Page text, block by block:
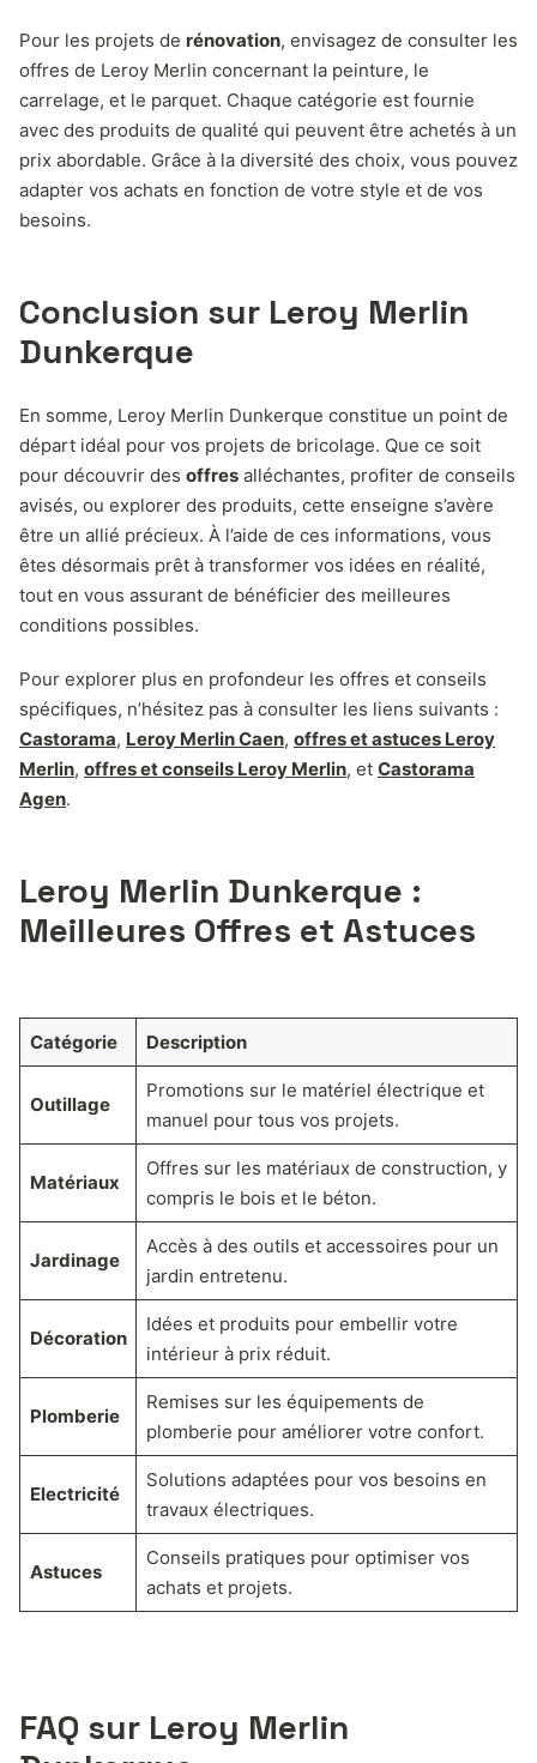
Pour les projets de rénovation, envisagez de consulter les
offres de Leroy Merlin concernant la peinture, le
carrelage, et le parquet. Chaque catégorie est fournie
avec des produits de qualité qui peuvent être achetés à un
prix abordable. Grâce à la diversité des choix, vous pouvez
adapter vos achats en fonction de votre style et de vos
besoins.
Conclusion sur Leroy Merlin
Dunkerque
En somme, Leroy Merlin Dunkerque constitue un point de
départ idéal pour vos projets de bricolage. Que ce soit
pour découvrir des offres alléchantes, profiter de conseils
avisés, ou explorer des produits, cette enseigne s’avère
être un allié précieux. À l’aide de ces informations, vous
êtes désormais prêt à transformer vos idées en réalité,
tout en vous assurant de bénéficier des meilleures
conditions possibles.
Pour explorer plus en profondeur les offres et conseils
spécifiques, n’hésitez pas à consulter les liens suivants :
Castorama, Leroy Merlin Caen, offres et astuces Leroy
Merlin, offres et conseils Leroy Merlin, et Castorama
Agen.
Leroy Merlin Dunkerque :
Meilleures Offres et Astuces
Catégorie Description
Outillage
Promotions sur le matériel électrique et
manuel pour tous vos projets.
Matériaux
Offres sur les matériaux de construction, y
compris le bois et le béton.
Jardinage
Accès à des outils et accessoires pour un
jardin entretenu.
Décoration
Idées et produits pour embellir votre
intérieur à prix réduit.
Plomberie
Remises sur les équipements de
plomberie pour améliorer votre confort.
Electricité
Solutions adaptées pour vos besoins en
travaux électriques.
Astuces
Conseils pratiques pour optimiser vos
achats et projets.
FAQ sur Leroy Merlin